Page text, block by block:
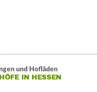
und Hofläden
IN HESSEN